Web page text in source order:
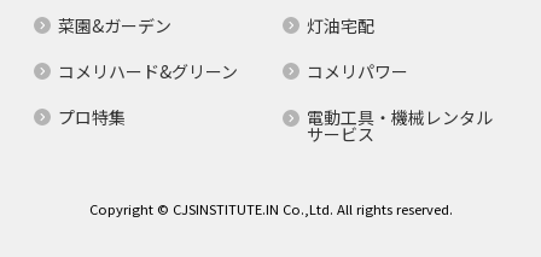
菜園&ガーデン
灯油宅配
コメリハード&グリーン
コメリパワー
プロ特集
電動工具・機械レンタル
サービス
Copyright © CJSINSTITUTE.IN Co.,Ltd. All rights reserved.